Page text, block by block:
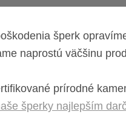
šperk
naprostú väčšinu
prírodné
šperky najlepším